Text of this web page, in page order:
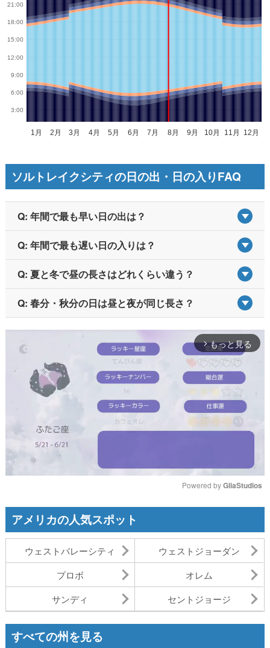
ソルトレイクシティの日の出・日の入りFAQ
Q: 年間で最も早い日の出は？
Q: 年間で最も遅い日の入りは？
Q: 夏と冬で昼の長さはどれくらい違う？
Q: 春分・秋分の日は昼と夜が同じ長さ？
arrow_forward_ios もっと見る
Mute
Powered by GliaStudios
アメリカの人気スポット
ウェストバレーシティ
ウェストジョーダン
プロボ
オレム
サンディ
セントジョージ
すべての州を見る